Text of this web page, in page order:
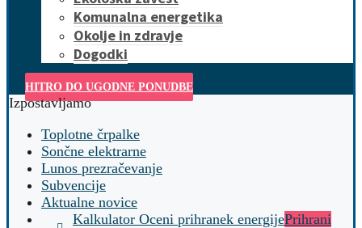
Komunalna energetika
Okolje in zdravje
Dogodki
HITRO DO UGODNE PONUDBE
Izpostavljamo
Toplotne črpalke
Sončne elektrarne
Lunos prezračevanje
Subvencije
Aktualne novice
Kalkulator Oceni prihranek energijePrihrani